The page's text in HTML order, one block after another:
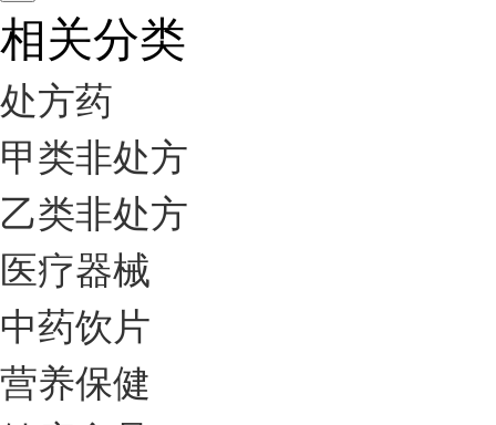
相关分类
处方药
甲类非处方
乙类非处方
医疗器械
中药饮片
营养保健